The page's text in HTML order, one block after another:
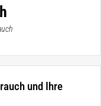
und Ihre